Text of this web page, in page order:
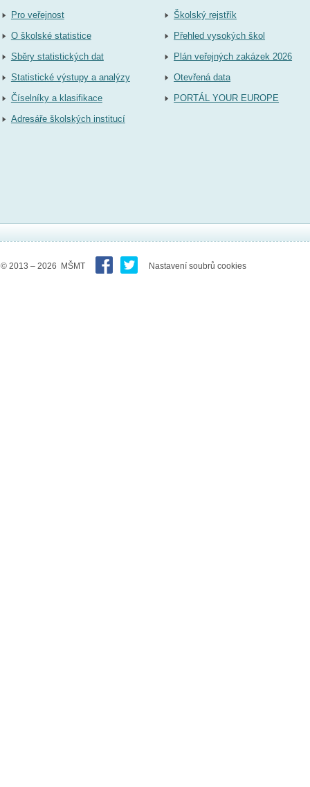
Pro veřejnost
O školské statistice
Sběry statistických dat
Statistické výstupy a analýzy
Číselníky a klasifikace
Adresáře školských institucí
Školský rejstřík
Přehled vysokých škol
Plán veřejných zakázek 2026
Otevřená data
PORTÁL YOUR EUROPE
© 2013 – 2026 MŠMT Nastavení soubrů cookies